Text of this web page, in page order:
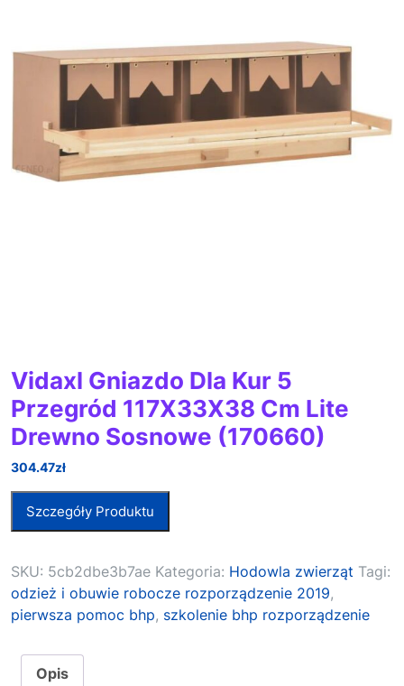
Vidaxl Gniazdo Dla Kur 5
Przegród 117X33X38 Cm Lite
Drewno Sosnowe (170660)
304.47zł
Szczegóły Produktu
SKU: 5cb2dbe3b7ae Kategoria: Hodowla zwierząt Tagi:
odzież i obuwie robocze rozporządzenie 2019,
pierwsza pomoc bhp, szkolenie bhp rozporządzenie
Opis